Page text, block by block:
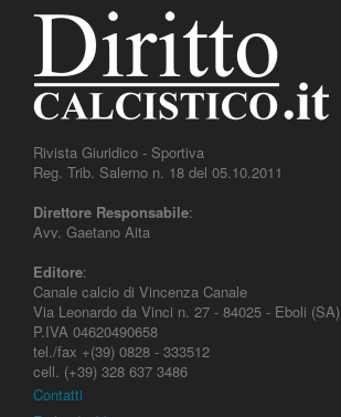
Rivista Giuridico - Sportiva
Reg. Trib. Salerno n. 18 del 05.10.2011
Direttore Responsabile:
Avv. Gaetano Aita
Editore:
Canale calcio di Vincenza Canale
Via Leonardo da Vinci n. 27 - 84025 - Eboli (SA)
P.IVA 04620490658
tel./fax +(39) 0828 - 333512
cell. (+39) 328 637 3486
Contatti